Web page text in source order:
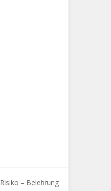
Risiko – Belehrung